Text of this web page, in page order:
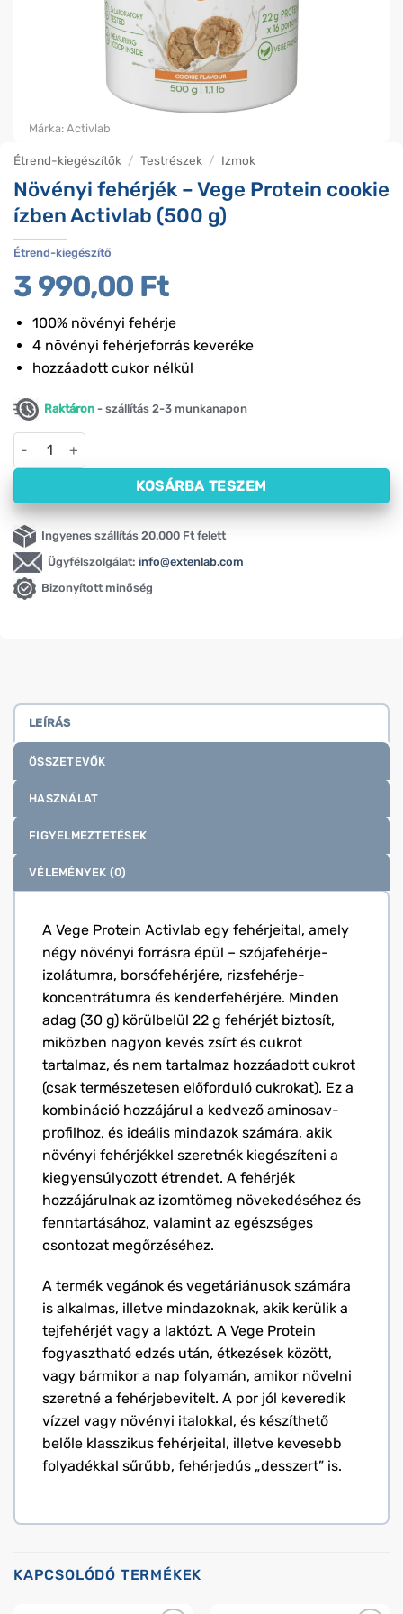
Étrend-kiegészítők / Testrészek / Izmok
Növényi fehérjék – Vege Protein cookie
ízben Activlab (500 g)
Étrend-kiegészítő
3 990,00 Ft
100% növényi fehérje
4 növényi fehérjeforrás keveréke
hozzáadott cukor nélkül
Raktáron - szállítás 2-3 munkanapon
Növényi fehérjék – Vege Protein cookie ízben Activlab (500 g)
KOSÁRBA TESZEM
Ingyenes szállítás 20.000 Ft felett
Ügyfélszolgálat: info@extenlab.com
Bizonyított minőség
Márka: Activlab
LEÍRÁS
ÖSSZETEVŐK
HASZNÁLAT
FIGYELMEZTETÉSEK
VÉLEMÉNYEK (0)
A Vege Protein Activlab egy fehérjeital, amely
négy növényi forrásra épül – szójafehérje-
izolátumra, borsófehérjére, rizsfehérje-
koncentrátumra és kenderfehérjére. Minden
adag (30 g) körülbelül 22 g fehérjét biztosít,
miközben nagyon kevés zsírt és cukrot
tartalmaz, és nem tartalmaz hozzáadott cukrot
(csak természetesen előforduló cukrokat). Ez a
kombináció hozzájárul a kedvező aminosav-
profilhoz, és ideális mindazok számára, akik
növényi fehérjékkel szeretnék kiegészíteni a
kiegyensúlyozott étrendet. A fehérjék
hozzájárulnak az izomtömeg növekedéséhez és
fenntartásához, valamint az egészséges
csontozat megőrzéséhez.
A termék vegánok és vegetáriánusok számára
is alkalmas, illetve mindazoknak, akik kerülik a
tejfehérjét vagy a laktózt. A Vege Protein
fogyasztható edzés után, étkezések között,
vagy bármikor a nap folyamán, amikor növelni
szeretné a fehérjebevitelt. A por jól keveredik
vízzel vagy növényi italokkal, és készíthető
belőle klasszikus fehérjeital, illetve kevesebb
folyadékkal sűrűbb, fehérjedús „desszert” is.
KAPCSOLÓDÓ TERMÉKEK